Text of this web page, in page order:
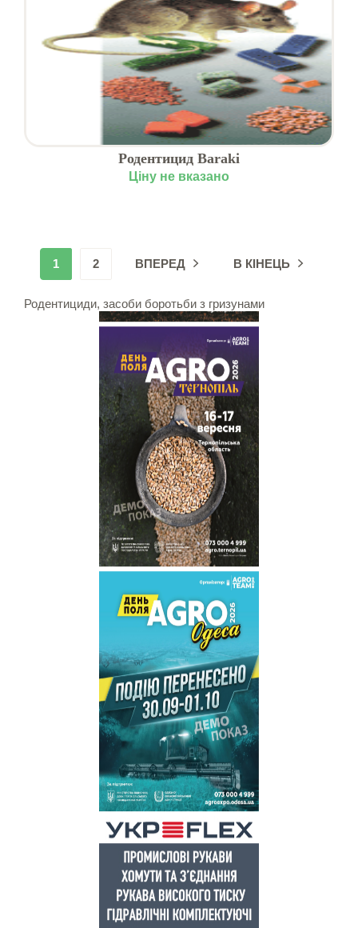
Родентицид Baraki
Ціну не вказано
1 2 ВПЕРЕД В КІНЕЦЬ
Родентициди, засоби боротьби з гризунами